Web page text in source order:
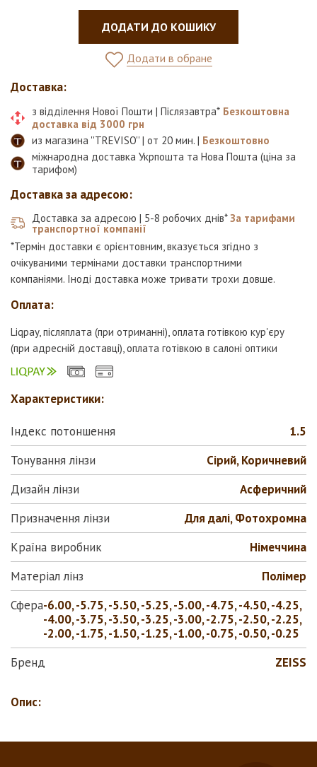
Доставка:
з відділення Нової Пошти | Післязавтра* Безкоштовна
доставка від 3000 грн
из магазина ''TREVISO'' | от 20 мин. | Безкоштовно
міжнародна доставка Укрпошта та Нова Пошта (ціна за
тарифом)
Доставка за адресою:
Доставка за адресою | 5-8 робочих днів*За тарифами
транспортної компанії
*Термін доставки є орієнтовним, вказується згідно з
очікуваними термінами доставки транспортними
компаніями. Іноді доставка може тривати трохи довше.
Оплата:
Liqpay, післяплата (при отриманні), оплата готівкою кур'єру
(при адресній доставці), оплата готівкою в салоні оптики
ДОДАТИ ДО КОШИКУ
Додати в обране
Характеристики:
Індекс потоншення
1.5
Тонування лінзи
Сірий, Коричневий
Дизайн лінзи
Асферичний
Призначення лінзи
Для далі, Фотохромна
Країна виробник
Німеччина
Матеріал лінз
Полiмер
Сфера-6.00, -5.75, -5.50, -5.25, -5.00, -4.75, -4.50, -4.25,
-4.00, -3.75, -3.50, -3.25, -3.00, -2.75, -2.50, -2.25,
-2.00, -1.75, -1.50, -1.25, -1.00, -0.75, -0.50, -0.25
Бренд
ZEISS
Опис: